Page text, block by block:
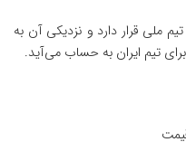
ملی قرار دارد و نزدیکی آن به
تیم ایران به حساب می‌آید.